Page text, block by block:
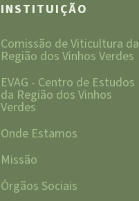
INSTITUIÇÃO
Comissão de Viticultura da
Região dos Vinhos Verdes
EVAG - Centro de Estudos
da Região dos Vinhos
Verdes
Onde Estamos
Missão
Órgãos Sociais